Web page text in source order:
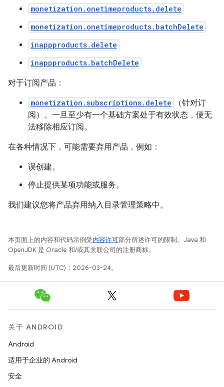
monetization.onetimeproducts.delete
monetization.onetimeproducts.batchDelete
inappproducts.delete
inappproducts.batchDelete
对于订阅产品：
monetization.subscriptions.delete
（针对订
阅）。一旦至少有一个基础方案处于有效状态，便无
法移除相应订阅。
在各种情况下，可能需要弃用产品，例如：
误创建。
停止提供某项功能或服务。
我们建议您将产品弃用纳入目录管理策略中。
本页面上的内容和代码示例受内容许可部分所述许可的限制。Java 和
OpenJDK 是 Oracle 和/或其关联公司的注册商标。
最后更新时间 (UTC)：2026-03-24。
关于 ANDROID
Android
适用于企业的 Android
安全